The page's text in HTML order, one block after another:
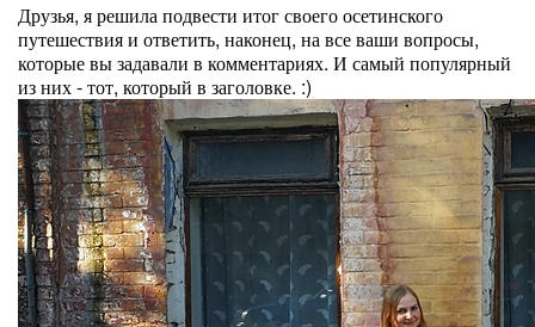
Друзья, я решила подвести итог своего осетинского
путешествия и ответить, наконец, на все ваши вопросы,
которые вы задавали в комментариях. И самый популярный
из них - тот, который в заголовке. :)